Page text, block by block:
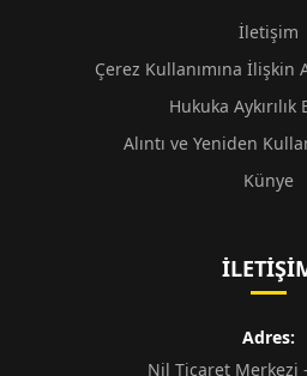
İletişim
Çerez Kullanımına İlişkin
Hukuka
Alıntı ve Yeniden
Künye
Adres:
Nil Ticaret Merkezi